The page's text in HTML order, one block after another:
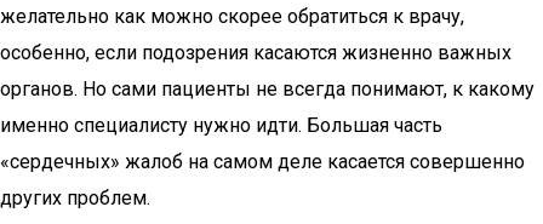
желательно как можно скорее обратиться к врачу,
особенно, если подозрения касаются жизненно важных
органов. Но сами пациенты не всегда понимают, к какому
именно специалисту нужно идти. Большая часть
«сердечных» жалоб на самом деле касается совершенно
других проблем.